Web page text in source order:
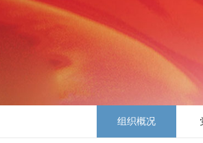
组织概况